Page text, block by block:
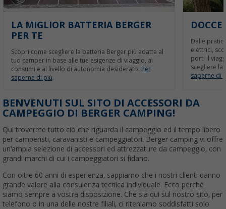
LA MIGLIOR BATTERIA BERGER
PER TE
Scopri come scegliere la batteria Berger più adatta al
tuo camper in base alle tue esigenze di viaggio, ai
consumi e al livello di autonomia desiderato. Per
saperne di più.
Dalle
elettrici,
porti il
scegliere la
saperne di
BENVENUTI SUL SITO DI ACCESSORI DA
CAMPEGGIO DI BERGER CAMPING!
Qui troverete tutto ciò che riguarda il campeggio ed il tempo libero
per camperisti, caravanisti e campeggiatori. Berger camping vi offre
un'ampia selezione di accessori ed attrezzature da campeggio, con
grandi marchi di cui i campeggiatori si fidano.
Con oltre 60 anni di esperienza, sappiamo che i nostri clienti danno
grande valore alla consulenza tecnica individuale. Ecco perché
siamo sempre a vostra disposizione. Che sia qui sul nostro sito, per
telefono o in una delle nostre filiali, ci riteniamo soddisfatti solo